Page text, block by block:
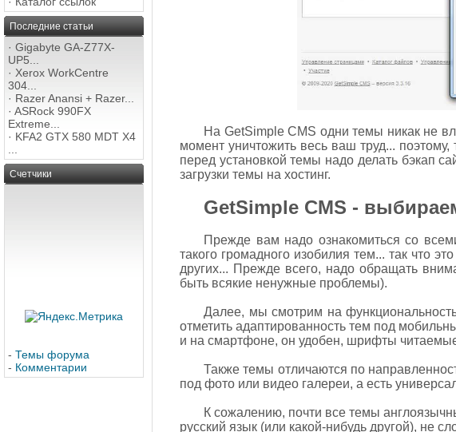
Последние статьи
· Gigabyte GA-Z77X-
UP5...
· Xerox WorkCentre
304...
· Razer Anansi + Razer...
· ASRock 990FX
Extreme...
· KFA2 GTX 580 MDT X4
Счетчики
- Темы форума
- Комментарии
На GetSimple CMS одни темы никак не
момент уничтожить весь ваш труд...
перед установкой темы надо делать бэкап
загрузки темы на хостинг.
GetSimple CMS -
Прежде вам надо ознакомиться со
такого громадного изобилия тем... так что
других... Прежде всего, надо обращать
быть всякие ненужные проблемы).
Далее, мы смотрим на
отметить адаптированность тем под
и на смартфоне, он удобен, шрифты
Также темы отличаются по
под фото или видео галереи, а есть
К сожалению, почти все темы
русский язык (или какой-нибудь другой), не